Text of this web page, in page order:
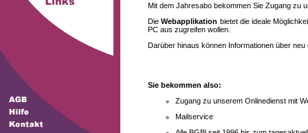
Mit dem Jahresabo bekommen Sie Zugang zu
DieWebapplikation bietet die ideale
PC aus zugreifen wollen.
Darüber hinaus können Informationen über
Sie bekommen also:
Zugang zu unserem Onlinedienst mit
Mailservice